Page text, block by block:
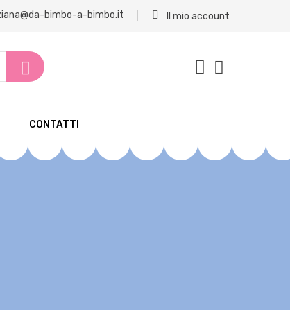
bimbo-a-bimbo.it Il mio account
CONTATTI